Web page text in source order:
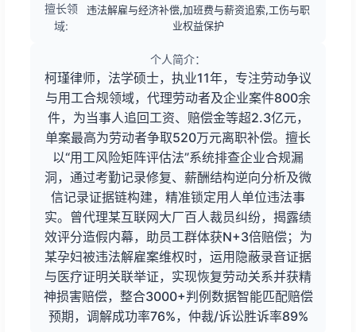
擅长领
域:
违法解雇与经济补偿,加班费与薪资追索,工伤与职
业权益保护
个人简介：
柯瑾律师，法学硕士，执业11年，专注劳动争议
与用工合规领域，代理劳动者及企业案件800余
件，为当事人追回工资、赔偿金等超2.3亿元，
单案最高为劳动者争取520万元离职补偿。擅长
以“用工风险矩阵评估法”系统排查企业合规漏
洞，通过考勤记录修复、薪酬结构逆向分析及微
信记录证据链构建，精准锁定用人单位违法事
实。曾代理某互联网大厂百人裁员纠纷，揭露绩
效评分造假内幕，助员工群体获N+3倍赔偿；为
某孕妇被违法解雇案维权时，运用隐蔽录音证据
与医疗证明关联举证，实现恢复劳动关系并获精
神损害赔偿，整合3000+判例数据智能匹配赔偿
预期，调解成功率76%，仲裁/诉讼胜诉率89%